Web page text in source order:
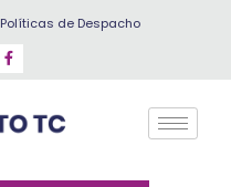
Políticas de Despacho